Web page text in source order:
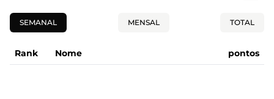
SEMANAL MENSAL TOTAL
Rank Nome pontos